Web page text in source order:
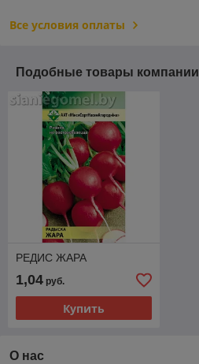
Все условия оплаты
Подобные товары компании
РЕДИС ЖАРА
1,04 руб.
Купить
О нас